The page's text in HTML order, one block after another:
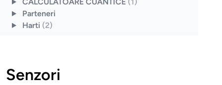
Parteneri
Harti (2)
Senzori